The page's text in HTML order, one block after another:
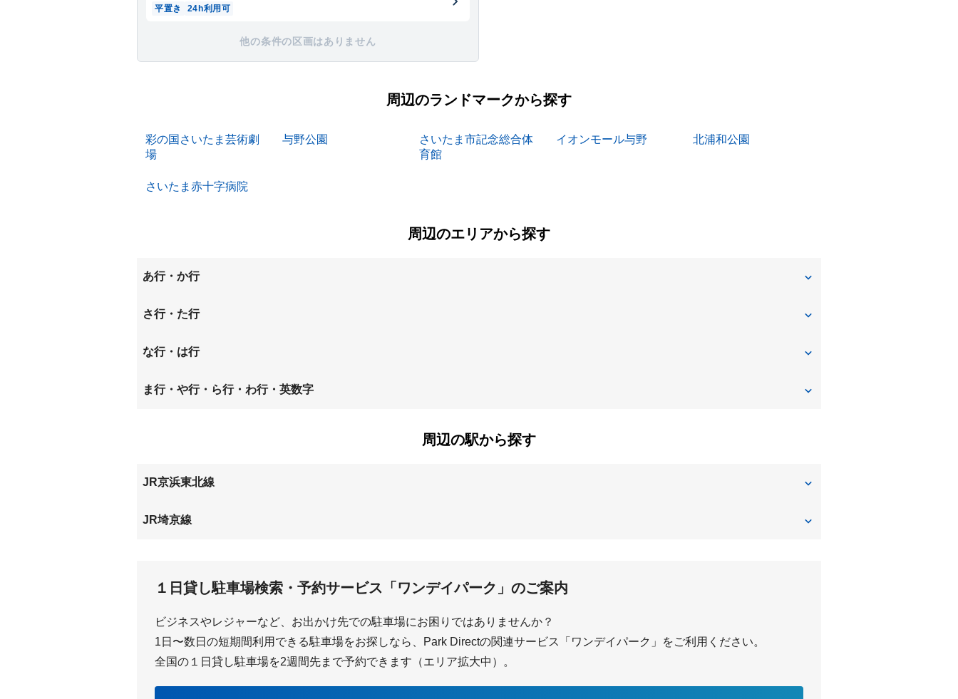
平置き
24h利用可
他の条件の区画はありません
周辺のランドマークから探す
彩の国さいたま芸術劇
場
与野公園
さいたま市記念総合体
育館
イオンモール与野 北浦和公園
さいたま赤十字病院
周辺のエリアから探す
あ行・か行
上峰
五関
さ行・た行
栄和
下落合 白鍬
な行・は行
中島 八王子
ま行・や行・ら行・わ行・英数字
周辺の駅から探す
JR京浜東北線
与野
JR埼京線
１日貸し駐車場検索・予約サービス「ワンデイパーク」のご案内
ビジネスやレジャーなど、お出かけ先での駐車場にお困りではありませんか？
1日〜数日の短期間利用できる駐車場をお探しなら、Park Directの関連サービス「ワンデイパーク」をご利用ください。
全国の１日貸し駐車場を2週間先まで予約できます（エリア拡大中）。